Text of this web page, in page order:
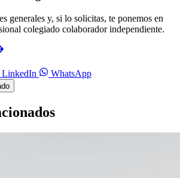
generales y, si lo solicitas, te ponemos en
colegiado colaborador independiente.
LinkedIn WhatsApp